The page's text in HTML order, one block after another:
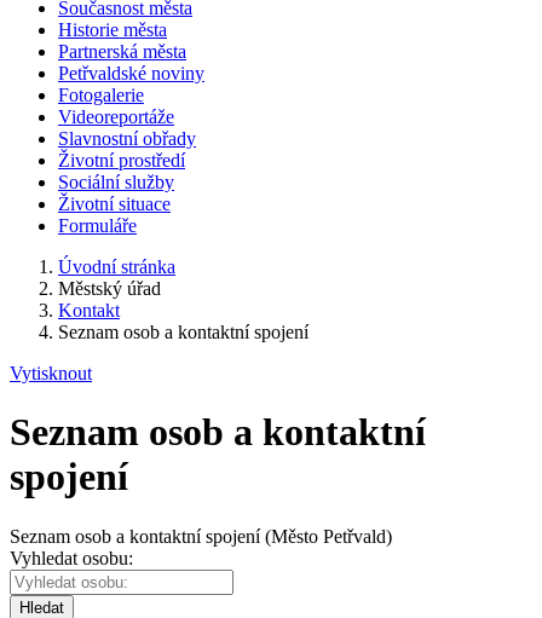
Současnost města
Historie města
Partnerská města
Petřvaldské noviny
Fotogalerie
Videoreportáže
Slavnostní obřady
Životní prostředí
Sociální služby
Životní situace
Formuláře
Úvodní stránka
Městský úřad
Kontakt
Seznam osob a kontaktní spojení
Vytisknout
Seznam osob a kontaktní
spojení
Seznam osob a kontaktní spojení (Město Petřvald)
Vyhledat osobu:
Hledat